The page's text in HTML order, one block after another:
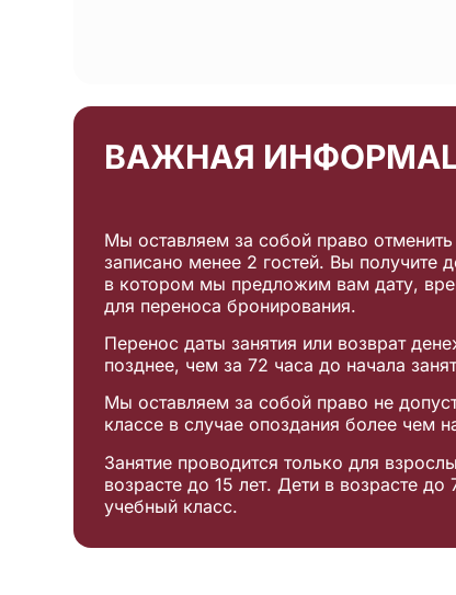
ВАЖНАЯ
Мы оставляем за собой право отменить
записано менее 2 гостей. Вы получите
в котором мы предложим вам дату,
для переноса бронирования.
Перенос даты занятия или возврат
позднее, чем за 72 часа до начала
Мы оставляем за собой право не
классе в случае опоздания более чем
Занятие проводится только для
возрасте до 15 лет. Дети в возрасте до
учебный класс.